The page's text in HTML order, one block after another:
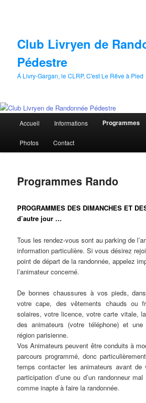
Club Livryen de
Pédestre
Á Livry-Gargan, le CLRP, C'est Le Rêve à Pied
principal
Accueil Informations Programmes
Photos Contact
Programmes Rando
PROGRAMMES DES DIMANCHES ET
d’autre jour …
Tous les rendez-vous sont au parking de
information particulière. Si vous désirez
point de départ de la randonnée, appelez
l’animateur concerné.
De bonnes chaussures à vos pieds,
votre cape, des vêtements chauds ou
solaires, votre licence, votre carte vitale,
des animateurs (votre téléphone) et
région parisienne.
Vos Animateurs peuvent être conduits à
parcours programmé, donc
temps contacter les animateurs avant
participation d’une ou d’un randonneur
comme inapte à faire la randonnée.